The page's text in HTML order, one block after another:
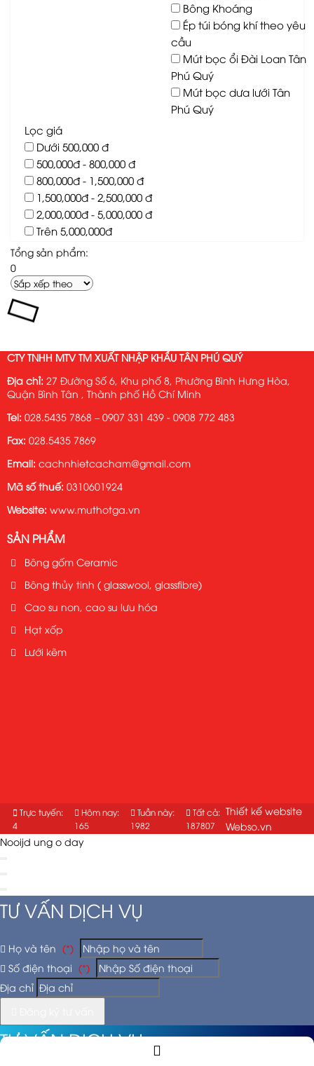
Bông Khoáng
Ép túi bóng khí theo yêu
cầu
Mút bọc ổi Đài Loan Tân
Phú Quý
Mút bọc dưa lưới Tân
Phú Quý
Lọc giá
Dưới 500,000 đ
500,000đ - 800,000 đ
800,000đ - 1,500,000 đ
1,500,000đ - 2,500,000 đ
2,000,000đ - 5,000,000 đ
Trên 5,000,000đ
Tổng sản phẩm:
0
CTY TNHH MTV TM XUẤT NHẬP KHẨU TÂN PHÚ QUÝ
Địa chỉ: 27 Đường Số 6, Khu phố 8, Phường Bình Hưng Hòa,
Quận Bình Tân , Thành phố Hồ Chí Minh
Tel: 028.5435 7868 – 0907 331 439 - 0908 772 483
Fax: 028.5435 7869
Email: cachnhietcacham@gmail.com
Mã số thuế: 0310601924
Website: www.muthotga.vn
SẢN PHẨM
Bông gốm Ceramic
Bông thủy tinh ( glasswool, glassfibre)
Cao su non, cao su lưu hóa
Hạt xốp
Lưới kẽm
Trực tuyến:
4
Hôm nay:
165
Tuần này:
1982
Tất cả:
187807
Thiết kế website
Webso.vn
Nooijd ung o day
TƯ VẤN DỊCH VỤ
Họ và tên (*)
Số điện thoại (*)
Địa chỉ
TƯ VẤN DỊCH VỤ